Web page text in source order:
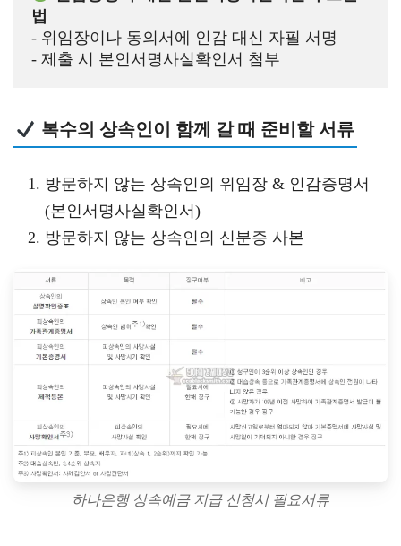
법
- 위임장이나 동의서에 인감 대신 자필 서명
- 제출 시 본인서명사실확인서 첨부
복수의 상속인이 함께 갈 때 준비할 서류
방문하지 않는 상속인의 위임장 & 인감증명서
(본인서명사실확인서)
방문하지 않는 상속인의 신분증 사본
하나은행 상속예금 지급 신청시 필요서류